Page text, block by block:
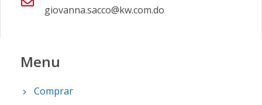
giovanna.sacco@kw.com.do
Menu
Comprar